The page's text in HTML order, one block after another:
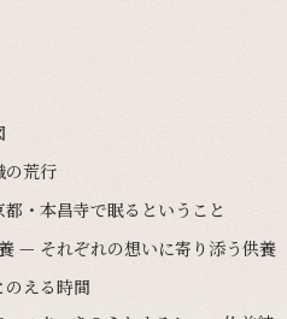
荒行
・本昌寺で眠るということ
— それぞれの想いに寄り添う供養
える時間